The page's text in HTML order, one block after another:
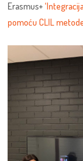
Erasmus+
pomoću CLIL